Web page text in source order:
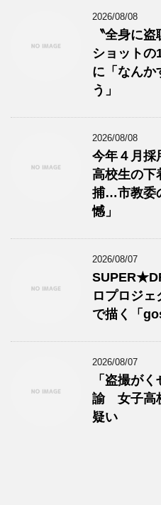
2026/08/08
〝全身に
ショットの
に「なんか
う」
2026/08/08
今年４月採
高校生の下
捕…市教委
憾」
2026/08/07
ロプロジ
で描く「
2026/08/07
「盗撮が
諭 女子高
疑い